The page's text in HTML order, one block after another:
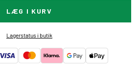
LÆG I KURV
Lagerstatus i butik